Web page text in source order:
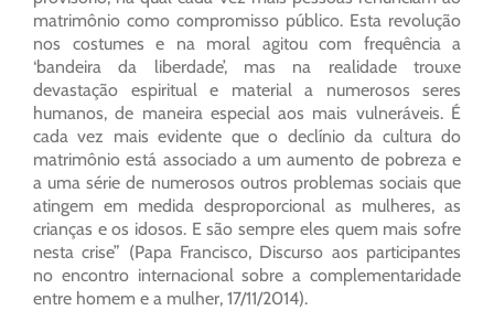
matrimônio como compromisso público. Esta revolução
nos costumes e na moral agitou com frequência a
‘bandeira da liberdade’, mas na realidade trouxe
devastação espiritual e material a numerosos seres
humanos, de maneira especial aos mais vulneráveis. É
cada vez mais evidente que o declínio da cultura do
matrimônio está associado a um aumento de pobreza e
a uma série de numerosos outros problemas sociais que
atingem em medida desproporcional as mulheres, as
crianças e os idosos. E são sempre eles quem mais sofre
nesta crise” (Papa Francisco, Discurso aos participantes
no encontro internacional sobre a complementaridade
entre homem e a mulher, 17/11/2014).